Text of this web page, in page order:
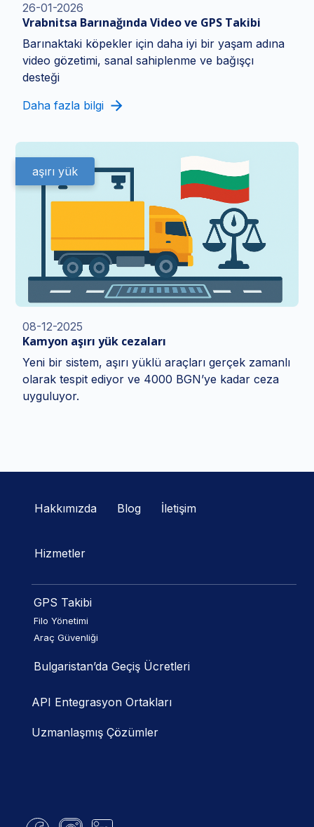
26-01-2026
Vrabnitsa Barınağında Video ve GPS Takibi
Barınaktaki köpekler için daha iyi bir yaşam adına
video gözetimi, sanal sahiplenme ve bağışçı
desteği
Daha fazla bilgi
aşırı yük
08-12-2025
Kamyon aşırı yük cezaları
Yeni bir sistem, aşırı yüklü araçları gerçek zamanlı
olarak tespit ediyor ve 4000 BGN’ye kadar ceza
uyguluyor.
Hakkımızda Blog İletişim
Hizmetler
GPS Takibi
Filo Yönetimi
Araç Güvenliği
Bulgaristan’da Geçiş Ücretleri
API Entegrasyon Ortakları
Uzmanlaşmış Çözümler